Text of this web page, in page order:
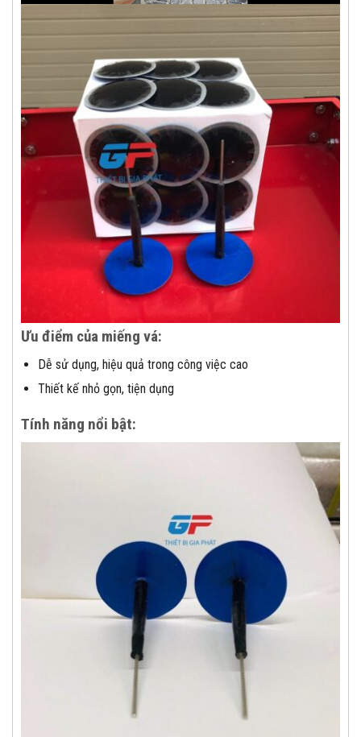
Ưu điểm của miếng vá:
Dễ sử dụng, hiệu quả trong công việc cao
Thiết kế nhỏ gọn, tiện dụng
Tính năng nổi bật: